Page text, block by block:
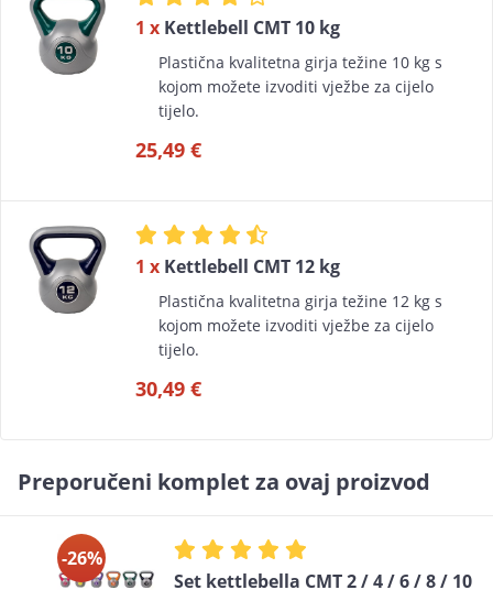
1 x Kettlebell CMT 10 kg
Plastična kvalitetna girja težine 10 kg s
kojom možete izvoditi vježbe za cijelo
tijelo.
25,49 €
1 x Kettlebell CMT 12 kg
Plastična kvalitetna girja težine 12 kg s
kojom možete izvoditi vježbe za cijelo
tijelo.
30,49 €
Preporučeni komplet za ovaj proizvod
-26%
Set kettlebella CMT 2 / 4 / 6 / 8 / 10